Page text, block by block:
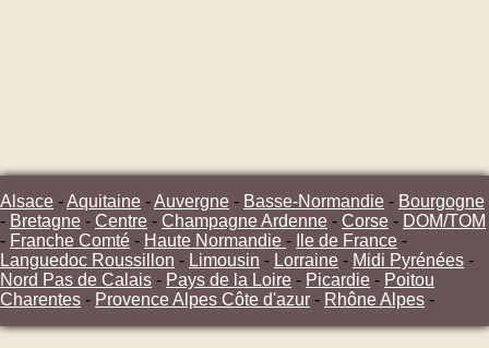
Alsace -Aquitaine -Auvergne - Basse-Normandie - Bourgogne
- Bretagne - Centre - Champagne Ardenne - Corse - DOM/TOM
- Franche Comté - Haute Normandie - Ile de France -
Languedoc Roussillon - Limousin - Lorraine - Midi Pyrénées -
Nord Pas de Calais - Pays de la Loire - Picardie - Poitou
Charentes - Provence Alpes Côte d'azur - Rhône Alpes -